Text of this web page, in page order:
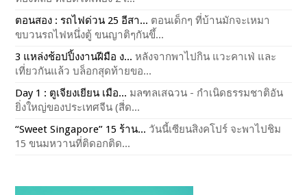
ตอนสอง : รถไฟด่วน 25 อีสา... ตอนเด็กๆ ที่บ้านมักจะเหมา
ขบวนรถไฟหนึ่งตู้ ขนญาติๆกันขึ้...
3 แหล่งช้อปปิ้งงานฝีมือ ง... หลังจากพาไปกิน แวะคาเฟ่ และ
เที่ยวกันแล้ว บล็อกสุดท้ายขอ...
Day 1 : ตูเจียงเยียน เมือ... มลฑลเสฉวน - กำเนิดธรรมชาติอัน
ยิ่งใหญ่ของประเทศจีน (สี่ด...
“Sweet Singapore” 15 ร้าน... วันนี้เซียนสิงคโปร์ จะพาไปชิม
15 ขนมหวานที่ติดอกติด...